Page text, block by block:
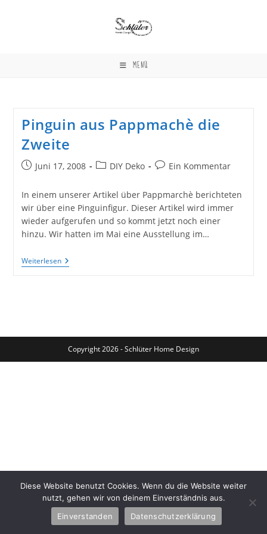
MENÜ
Pinguin aus Pappmachè die
Zweite
BeitragJuni 17, 2008
Beitrags-
DIY Deko
Beitrags-
Ein Kommentar
In einem unserer Artikel über Pappmarchè berichteten
wir über eine Pinguinfigur. Dieser Artikel wird immer
wieder aufgerufen und so kommt jetzt noch einer
hinzu. Wir hatten im Mai eine Ausstellung im…
WeiterlesenPinguin
Aus
Copyright 2026 - Schlüter Home Design
Diese Website benutzt Cookies. Wenn du die Website weiter
nutzt, gehen wir von deinem Einverständnis aus.
Einverstanden
Datenschutzerklärung